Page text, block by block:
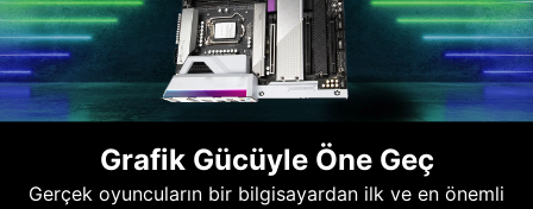
Grafik Gücüyle Öne Geç
Gerçek oyuncuların bir bilgisayardan ilk ve en önemli